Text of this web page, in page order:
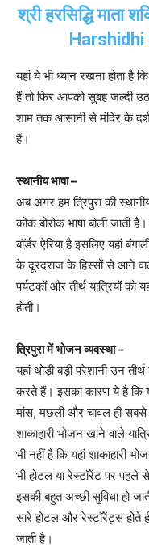
श्री हरसिद्धि माता
यहां ये भी ध्यान रखना होता है
हैं तो फिर आपको सुबह जल्दी
शाम तक आसानी से मंदिर के
हैं।
स्थानीय भाषा –
अब अगर हम त्रिपुरा की
कोक बोरोक भाषा बोली जाती
बाॅर्डर ऐरिया है इसलिए यहां
के दूरदराज के हिस्सों से आने वाले
पर्यटकों और तीर्थ यात्रियों को
होती।
त्रिपुरा में भोजन व्यवस्था –
यहां थोड़ी बड़ी परेशानी उन
करते हैं। इसका कारण ये है कि
मांस, मछली और चावल ही सबसे
शाकाहारी भोजन खाने वाले
भी नहीं है कि यहां शाकाहारी
भी होटल या रेस्टाॅरेंट पर पहले
इसकी बहुत अच्छी सुविधा हो
सारे होटल और रेस्टाॅरेंट्स होते
जाती है।